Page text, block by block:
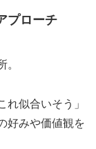
プローチ
。
れ似合いそう」
好みや価値観を